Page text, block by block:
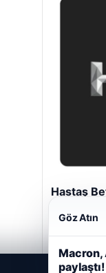
Hastaş
Göz Atın
Macron,
paylaştı!